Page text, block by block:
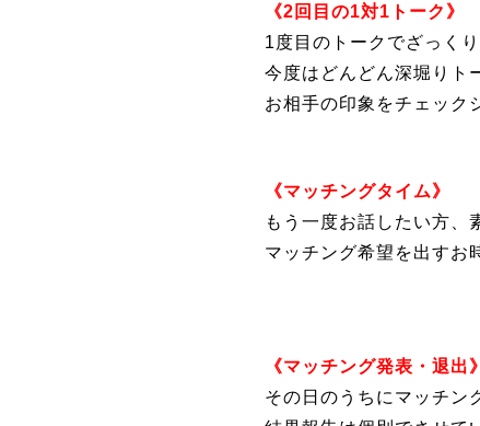
《2回目の1対1トーク》
1度目のトークでざっく
今度はどんどん深堀りト
お相手の印象をチェック
《マッチングタイム》
もう一度お話したい方、
マッチング希望を出すお
《マッチング発表・退出》
その日のうちにマッチン